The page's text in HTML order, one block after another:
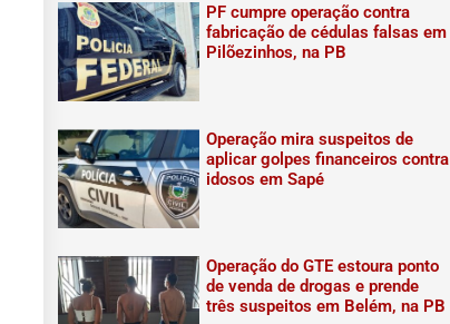
PF cumpre operação contra
fabricação de cédulas falsas em
Pilõezinhos, na PB
Operação mira suspeitos de
aplicar golpes financeiros contra
idosos em Sapé
Operação do GTE estoura ponto
de venda de drogas e prende
três suspeitos em Belém, na PB